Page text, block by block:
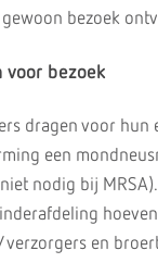
bezoek
voor bezoek
dragen voor hun
een
nodig bij
hoeven
en